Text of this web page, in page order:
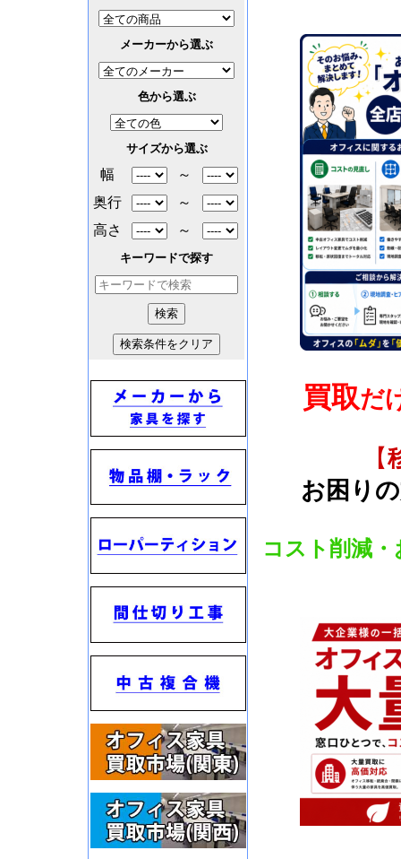
買取だ
【
お困り
コスト削減
メーカーから選ぶ
色から選ぶ
サイズから選ぶ
幅
～
奥行
～
高さ
～
キーワードで探す